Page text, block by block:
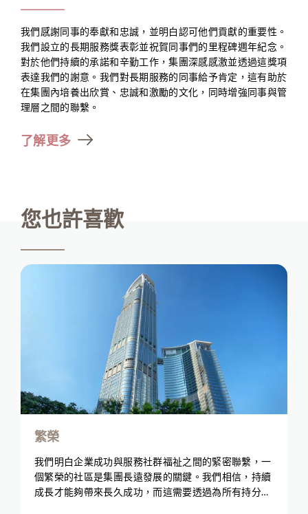
我們感謝同事的奉獻和忠誠，並明白認可他們貢獻的重要性。
我們設立的長期服務獎表彰並祝賀同事們的里程碑週年紀念。
對於他們持續的承諾和辛勤工作，集團深感感激並透過這獎項
表達我們的謝意。我們對長期服務的同事給予肯定，這有助於
在集團內培養出欣賞、忠誠和激勵的文化，同時增強同事與管
理層之間的聯繫。
了解更多
您也許喜歡
繁榮
我們明白企業成功與服務社群福祉之間的緊密聯繫，一
個繁榮的社區是集團長遠發展的關鍵。我們相信，持續
成長才能夠帶來長久成功，而這需要透過為所有持分者